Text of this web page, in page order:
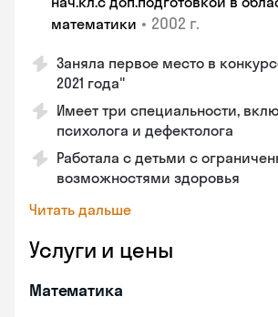
математики • 2002 г.
Заняла первое место в
2021 года"
Имеет три специальности,
психолога и дефектолога
Работала с детьми с
возможностями здоровья
Читать дальше
Услуги и цены
Математика